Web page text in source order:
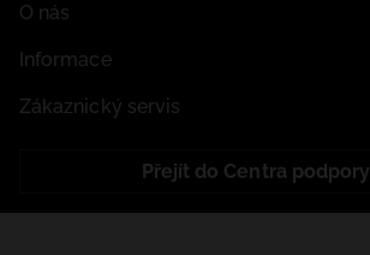
O nás
Informace
Zákaznický servis
Přejít do Centra podpory